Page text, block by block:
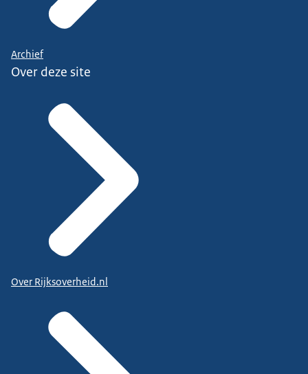
Archief
Over deze site
Over Rijksoverheid.nl